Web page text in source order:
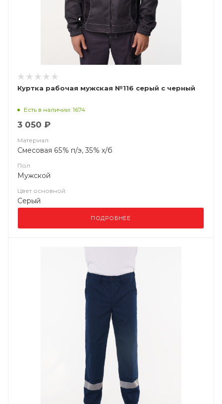
Куртка рабочая мужская №116 серый с черный
Есть в наличии: 1674
3 050 ₽
Материал
Смесовая 65% п/э, 35% х/б
Пол
Мужской
Цвет основной
Серый
ПОДРОБНЕЕ